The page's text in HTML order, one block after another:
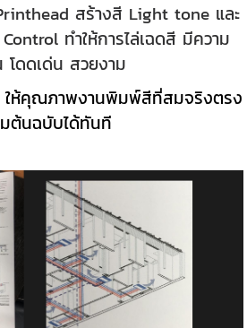
สร้างสี Light tone และ
ทำให้การไล่เฉดสี มีความ
โดดเด่น สวยงาม
ให้คุณภาพงานพิมพ์สีที่สมจริงตรง
ต้นฉบับได้ทันที